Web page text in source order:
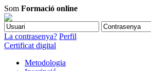
Som Formació online
La contrasenya? Perfil
Certificat digital
Metodologia